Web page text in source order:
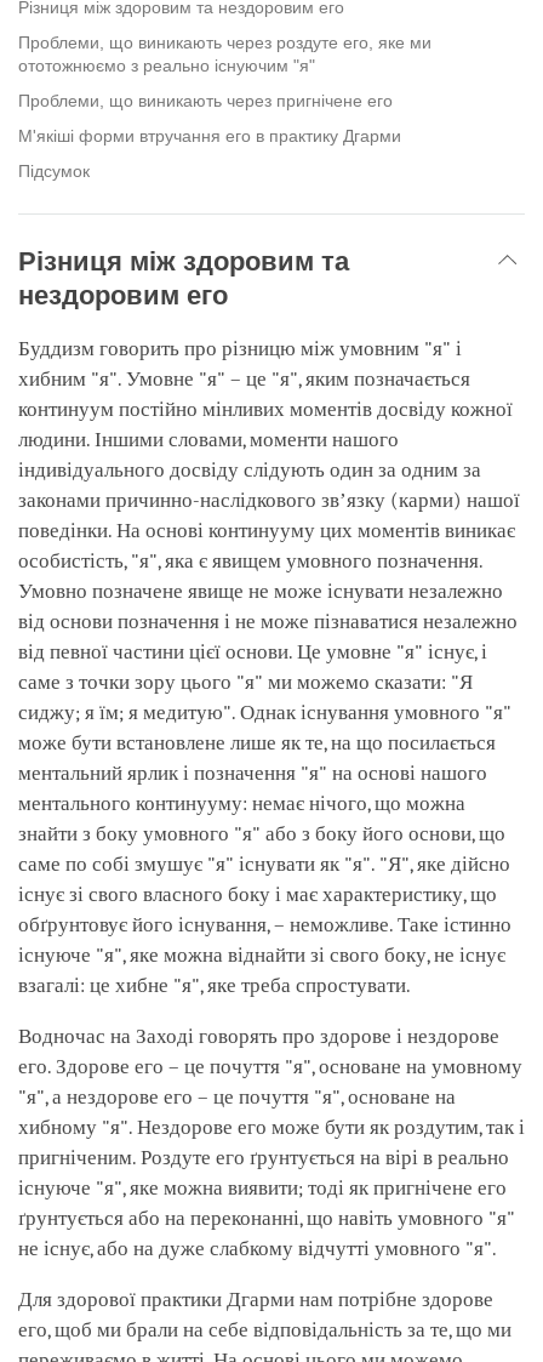
Різниця між здоровим та нездоровим его
Проблеми, що виникають через роздуте его, яке ми
ототожнюємо з реально існуючим "я"
Проблеми, що виникають через пригнічене его
М'якіші форми втручання его в практику Дгарми
Підсумок
Різниця між здоровим та
нездоровим его
Буддизм говорить про різницю між умовним "я" і
хибним "я". Умовне "я" – це "я", яким позначається
континуум постійно мінливих моментів досвіду кожної
людини. Іншими словами, моменти нашого
індивідуального досвіду слідують один за одним за
законами причинно-наслідкового звʼязку (карми) нашої
поведінки. На основі континууму цих моментів виникає
особистість, "я", яка є явищем умовного позначення.
Умовно позначене явище не може існувати незалежно
від основи позначення і не може пізнаватися незалежно
від певної частини цієї основи. Це умовне "я" існує, і
саме з точки зору цього "я" ми можемо сказати: "Я
сиджу; я їм; я медитую". Однак існування умовного "я"
може бути встановлене лише як те, на що посилається
ментальний ярлик і позначення "я" на основі нашого
ментального континууму: немає нічого, що можна
знайти з боку умовного "я" або з боку його основи, що
саме по собі змушує "я" існувати як "я". "Я", яке дійсно
існує зі свого власного боку і має характеристику, що
обґрунтовує його існування, – неможливе. Таке істинно
існуюче "я", яке можна віднайти зі свого боку, не існує
взагалі: це хибне "я", яке треба спростувати.
Водночас на Заході говорять про здорове і нездорове
его. Здорове его – це почуття "я", основане на умовному
"я", а нездорове его – це почуття "я", основане на
хибному "я". Нездорове его може бути як роздутим, так і
пригніченим. Роздуте его ґрунтується на вірі в реально
існуюче "я", яке можна виявити; тоді як пригнічене его
ґрунтується або на переконанні, що навіть умовного "я"
не існує, або на дуже слабкому відчутті умовного "я".
Для здорової практики Дгарми нам потрібне здорове
его, щоб ми брали на себе відповідальність за те, що ми